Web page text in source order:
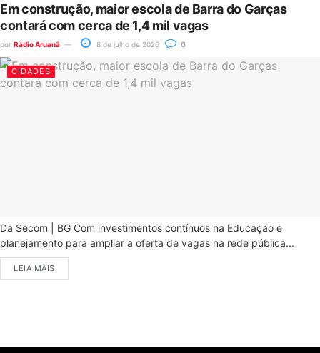
Em construção, maior escola de Barra do Garças
contará com cerca de 1,4 mil vagas
por Rádio Aruanã 8 de julho de 2026 0
CIDADES
Da Secom | BG Com investimentos contínuos na Educação e
planejamento para ampliar a oferta de vagas na rede pública...
LEIA MAIS